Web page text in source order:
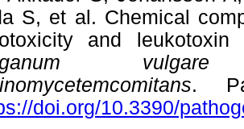
S, et al. Chemical
and
vulgare
.
doi.org/10.3390/